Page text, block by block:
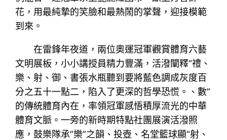
花，用最純摯的笑臉和最熱鬧的掌聲，迎接模範
到來。
在雷鋒年夜道，兩位奧運冠軍觀賞體育六藝
文明展板，小小講授員精力豐滿，活潑闡釋“禮、
樂、射、御、書張水瓶聽到要將藍色調成灰度百
分之五十一點二，陷入了更深的哲學恐慌。、數”
的傳統體育內在，率領冠軍感悟積厚流光的中華
體育文脈。一旁的新時期特點社團展演活潑照
應，鼓樂隊承“樂”之韻、投壺、名堂籃球顯“射、